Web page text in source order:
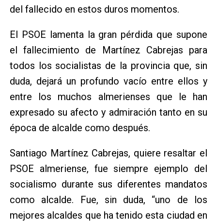
del fallecido en estos duros momentos.
El PSOE lamenta la gran pérdida que supone
el fallecimiento de Martínez Cabrejas para
todos los socialistas de la provincia que, sin
duda, dejará un profundo vacío entre ellos y
entre los muchos almerienses que le han
expresado su afecto y admiración tanto en su
época de alcalde como después.
Santiago Martínez Cabrejas, quiere resaltar el
PSOE almeriense, fue siempre ejemplo del
socialismo durante sus diferentes mandatos
como alcalde. Fue, sin duda, “uno de los
mejores alcaldes que ha tenido esta ciudad en